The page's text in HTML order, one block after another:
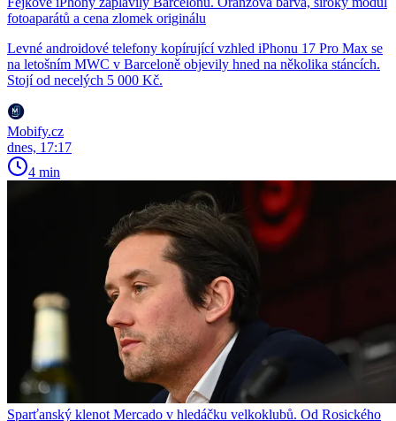
fotoaparátů a cena zlomek originálu
Levné androidové telefony kopírující vzhled iPhonu 17 Pro Max se
na letošním MWC v Barceloně objevily hned na několika stáncích.
Stojí od necelých 5 000 Kč.
Mobify.cz
dnes, 17:17
4 min
Sparťanský klenot Mercado v hledáčku velkoklubů. Od Rosického